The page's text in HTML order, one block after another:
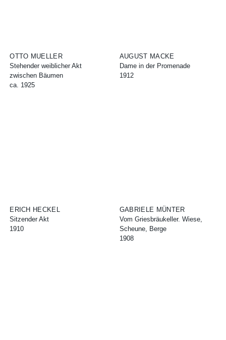
OTTO MUELLER
Stehender weiblicher Akt
zwischen Bäumen
ca. 1925
AUGUST MACKE
Dame in der Promenade
1912
ERICH HECKEL
Sitzender Akt
1910
GABRIELE MÜNTER
Vom Griesbräukeller. Wiese,
Scheune, Berge
1908